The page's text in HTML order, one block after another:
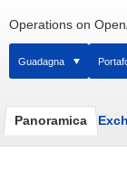
Operations on
Guadagna
Panoramica